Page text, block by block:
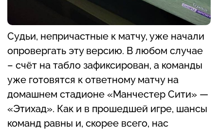
Судьи, непричастные к матчу, уже начали
опровергать эту версию. В любом случае
– счёт на табло зафиксирован, а команды
уже готовятся к ответному матчу на
домашнем стадионе «Манчестер Сити» —
«Этихад». Как и в прошедшей игре, шансы
команд равны и, скорее всего, нас